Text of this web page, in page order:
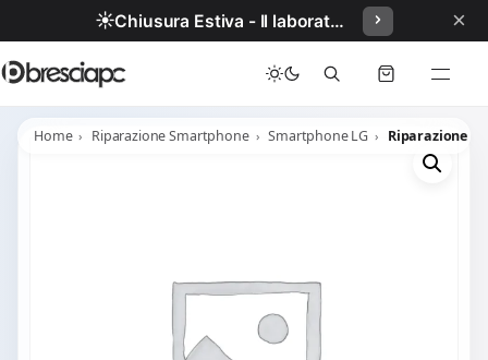
☀️ Chiusura Estiva - Il laboratorio resterà chiuso per ferie dal 29/06/2026 al 05/07/2026 compresi. ×
Home Riparazione Smartphone Smartphone LG Riparazione